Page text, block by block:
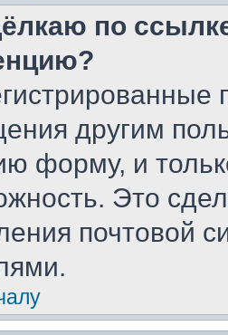
по
другим
форму, и
Это
почтовой